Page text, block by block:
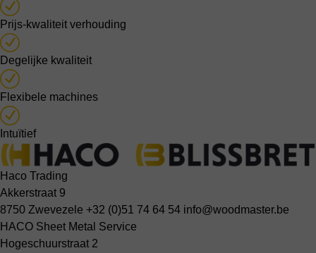
Prijs-kwaliteit verhouding
Degelijke kwaliteit
Flexibele machines
Intuïtief
Haco Trading
Akkerstraat 9
8750 Zwevezele +32 (0)51 74 64 54 info@woodmaster.be
HACO Sheet Metal Service
Hogeschuurstraat 2